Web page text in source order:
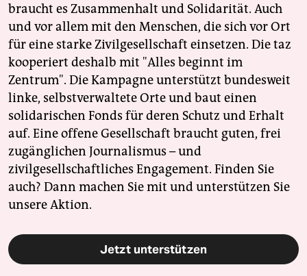
braucht es Zusammenhalt und Solidarität. Auch
und vor allem mit den Menschen, die sich vor Ort
für eine starke Zivilgesellschaft einsetzen. Die taz
kooperiert deshalb mit "Alles beginnt im
Zentrum". Die Kampagne unterstützt bundesweit
linke, selbstverwaltete Orte und baut einen
solidarischen Fonds für deren Schutz und Erhalt
auf. Eine offene Gesellschaft braucht guten, frei
zugänglichen Journalismus – und
zivilgesellschaftliches Engagement. Finden Sie
auch? Dann machen Sie mit und unterstützen Sie
unsere Aktion.
Jetzt unterstützen